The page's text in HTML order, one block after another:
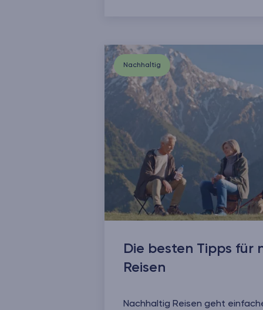
Nachhaltig
Die besten Tipps für
Reisen
Nachhaltig Reisen geht